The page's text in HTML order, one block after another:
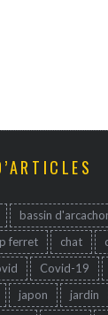
bassin
ferret chat
Covid-19
japon jardin